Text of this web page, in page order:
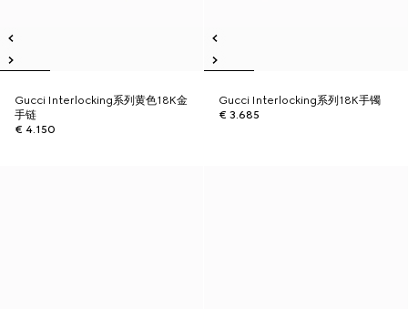
Gucci Interlocking系列黄色18K金
手链
€ 4.150
Gucci Interlocking系列18K手镯
€ 3.685